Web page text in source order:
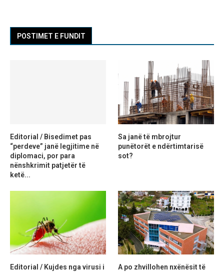
POSTIMET E FUNDIT
Editorial / Bisedimet pas
“perdeve” janë legjitime në
diplomaci, por para
nënshkrimit patjetër të
ketë...
Sa janë të mbrojtur
punëtorët e ndërtimtarisë
sot?
Editorial / Kujdes nga virusi i
A po zhvillohen nxënësit të